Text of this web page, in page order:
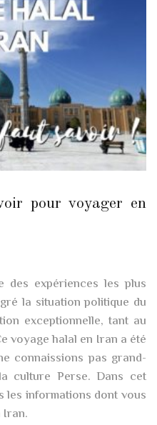
pour voyager en
des expériences les plus
la situation politique du
exceptionnelle, tant au
voyage halal en Iran a été
connaissions pas grand-
culture Perse. Dans cet
informations dont vous